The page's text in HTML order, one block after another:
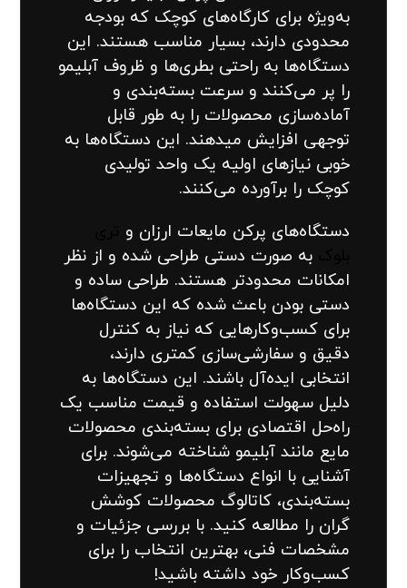
به‌ویژه برای کارگاه‌های کوچک که بودجه
محدودی دارند، بسیار مناسب هستند. این
دستگاه‌ها به راحتی بطری‌ها و ظروف آبلیمو
را پر می‌کنند و سرعت بسته‌بندی و
آماده‌سازی محصولات را به طور قابل
توجهی افزایش میدهند. این دستگاه‌ها به
خوبی نیازهای اولیه یک واحد تولیدی
کوچک را برآورده می‌کنند.
دستگاه‌های پرکن مایعات ارزان و
به صورت دستی طراحی شده و از نظر
امکانات محدودتر هستند. طراحی ساده و
دستی بودن باعث شده که این دستگاه‌ها
برای کسب‌وکارهایی که نیاز به کنترل
دقیق و سفارشی‌سازی کمتری دارند،
انتخابی ایده‌آل باشند. این دستگاه‌ها به
دلیل سهولت استفاده و قیمت مناسب یک
راه‌حل اقتصادی برای بسته‌بندی محصولات
مایع مانند آبلیمو شناخته می‌شوند. برای
آشنایی با انواع دستگاه‌ها و تجهیزات
بسته‌بندی، کاتالوگ محصولات کوشش
گران را مطالعه کنید. با بررسی جزئیات و
مشخصات فنی، بهترین انتخاب را برای
کسب‌وکار خود داشته باشید!